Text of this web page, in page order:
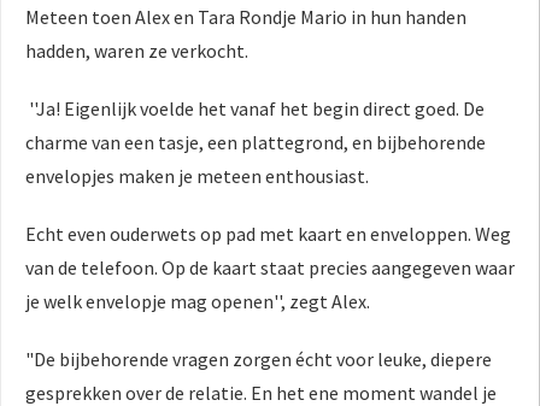
Meteen toen Alex en Tara Rondje Mario in hun handen
hadden, waren ze verkocht.
''Ja! Eigenlijk voelde het vanaf het begin direct goed. De
charme van een tasje, een plattegrond, en bijbehorende
envelopjes maken je meteen enthousiast.
Echt even ouderwets op pad met kaart en enveloppen. Weg
van de telefoon. Op de kaart staat precies aangegeven waar
je welk envelopje mag openen'', zegt Alex.
"De bijbehorende vragen zorgen écht voor leuke, diepere
gesprekken over de relatie. En het ene moment wandel je